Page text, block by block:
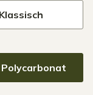
Klassisch
Polycarbonat